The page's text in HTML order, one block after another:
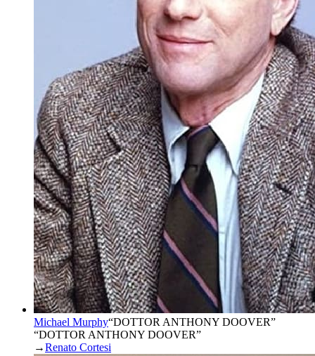
Michael Murphy“DOTTOR ANTHONY DOOVER”
“DOTTOR ANTHONY DOOVER”
→Renato Cortesi